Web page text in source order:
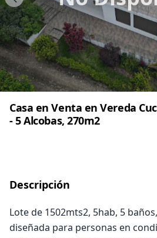
Casa en Venta en Vereda
- 5 Alcobas, 270m2
Descripción
Lote de 1502mts2, 5hab, 5
diseñada para personas en